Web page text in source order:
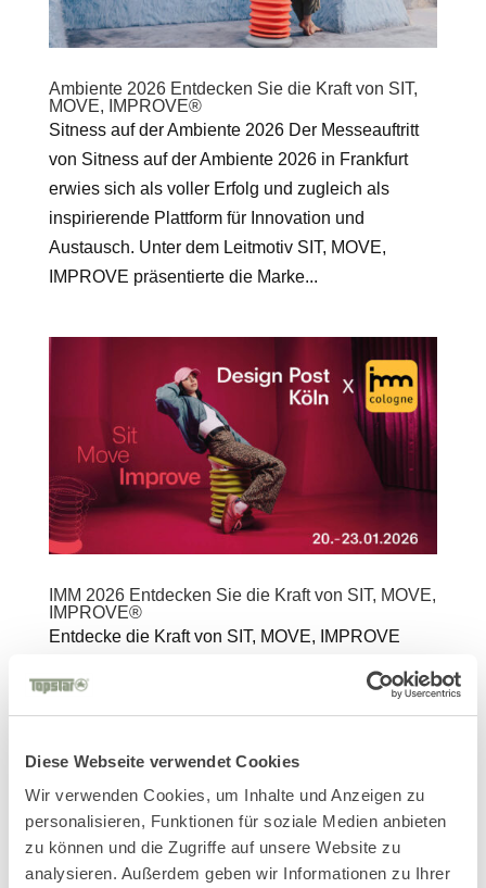
Diese Webseite verwendet Cookies
Wir verwenden Cookies, um Inhalte und Anzeigen zu
personalisieren, Funktionen für soziale Medien anbieten
zu können und die Zugriffe auf unsere Website zu
analysieren. Außerdem geben wir Informationen zu Ihrer
Ambiente 2026 Entdecken Sie die Kraft von SIT,
MOVE, IMPROVE®
Sitness auf der Ambiente 2026 Der Messeauftritt
von Sitness auf der Ambiente 2026 in Frankfurt
erwies sich als voller Erfolg und zugleich als
inspirierende Plattform für Innovation und
Austausch. Unter dem Leitmotiv SIT, MOVE,
IMPROVE präsentierte die Marke...
IMM 2026 Entdecken Sie die Kraft von SIT, MOVE,
IMPROVE®
Entdecke die Kraft von SIT, MOVE, IMPROVE
2026 auf der Design Post in Köln vertreten sein
des aktiven Sitzens nach dem Sit, Move, Improve